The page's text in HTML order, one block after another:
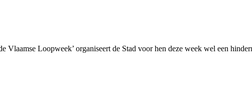
Vlaamse Loopweek’ organiseert de Stad voor hen deze week wel een